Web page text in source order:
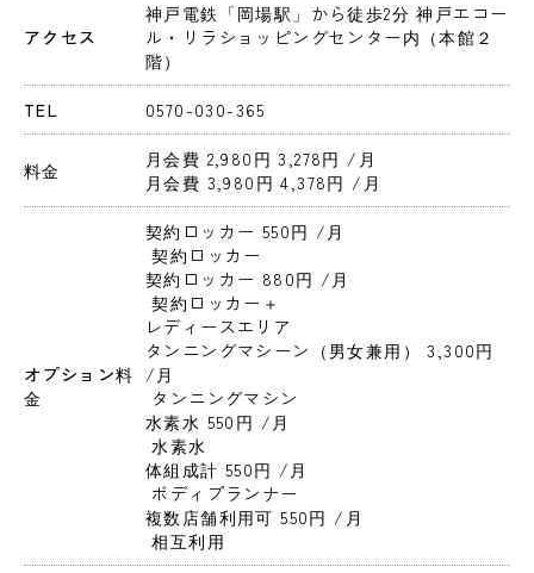
アクセス
神戸電鉄「岡場駅」から徒歩2分 神戸エコー
ル・リラショッピングセンター内（本館２
階）
TEL 0570-030-365
料金 月会費 2,980円 3,278円 /月
月会費 3,980円 4,378円 /月
オプション料
金
契約ロッカー 550円 /月
契約ロッカー
契約ロッカー 880円 /月
契約ロッカー＋
レディースエリア
/月
タンニングマシン
水素水 550円 /月
水素水
体組成計 550円 /月
ボディプランナー
複数店舗利用可 550円 /月
相互利用